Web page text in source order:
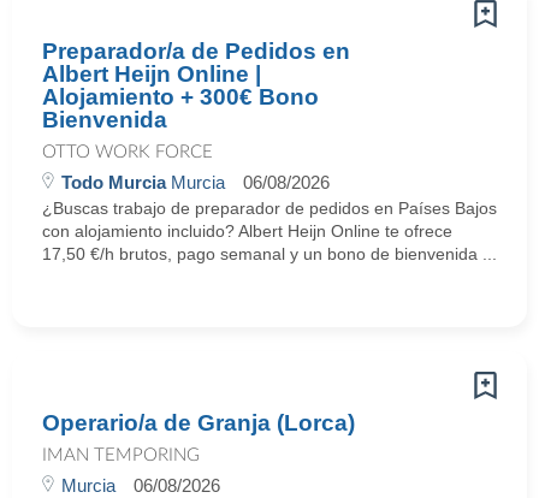
Preparador/a de Pedidos en
Albert Heijn Online |
Alojamiento + 300€ Bono
Bienvenida
OTTO WORK FORCE
Todo MurciaMurcia 06/08/2026
¿Buscas trabajo de preparador de pedidos en Países Bajos
con alojamiento incluido? Albert Heijn Online te ofrece
17,50 €/h brutos, pago semanal y un bono de bienvenida ...
Operario/a de Granja (Lorca)
IMAN TEMPORING
Murcia 06/08/2026